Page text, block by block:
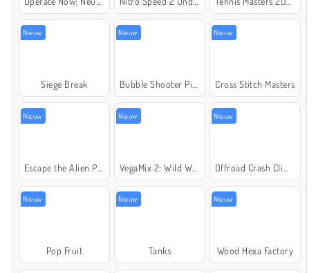
Nieuw
Siege Break
Nieuw Nieuw
Cross Stitch Masters
Nieuw Nieuw
VegaMix 2: Wild West
Nieuw
Nieuw
Pop Fruit
Nieuw
Tanks
Nieuw
Wood Hexa Factory